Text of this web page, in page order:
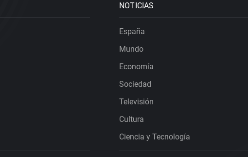
NOTICIAS
España
Mundo
Economía
Sociedad
Televisión
Cultura
Ciencia y Tecnología